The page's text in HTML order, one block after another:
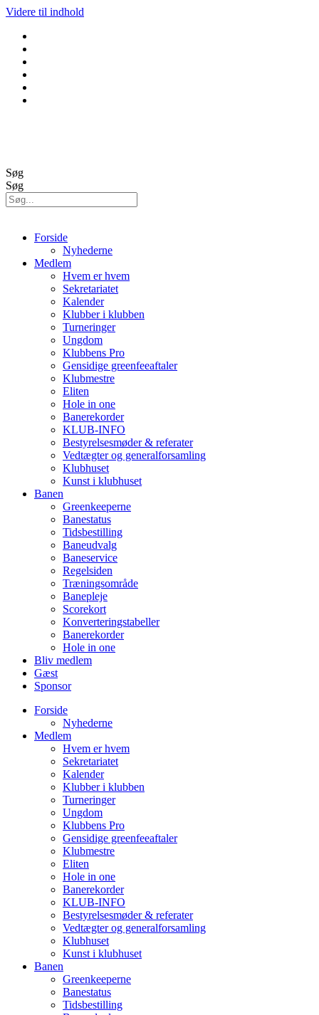
Videre til indhold
Søg
Søg
Forside
Nyhederne
Medlem
Hvem er hvem
Sekretariatet
Kalender
Klubber i klubben
Turneringer
Ungdom
Klubbens Pro
Gensidige greenfeeaftaler
Klubmestre
Eliten
Hole in one
Banerekorder
KLUB-INFO
Bestyrelsesmøder & referater
Vedtægter og generalforsamling
Klubhuset
Kunst i klubhuset
Banen
Greenkeeperne
Banestatus
Tidsbestilling
Baneudvalg
Baneservice
Regelsiden
Træningsområde
Banepleje
Scorekort
Konverteringstabeller
Banerekorder
Hole in one
Bliv medlem
Gæst
Sponsor
Forside
Nyhederne
Medlem
Hvem er hvem
Sekretariatet
Kalender
Klubber i klubben
Turneringer
Ungdom
Klubbens Pro
Gensidige greenfeeaftaler
Klubmestre
Eliten
Hole in one
Banerekorder
KLUB-INFO
Bestyrelsesmøder & referater
Vedtægter og generalforsamling
Klubhuset
Kunst i klubhuset
Banen
Greenkeeperne
Banestatus
Tidsbestilling